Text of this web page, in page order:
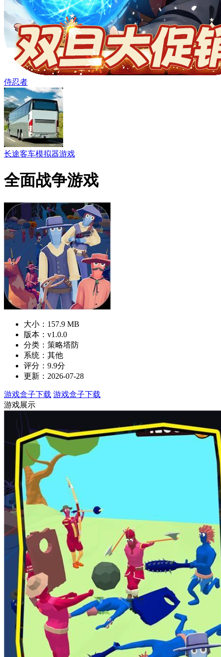
侍忍者
长途客车模拟器游戏
全面战争游戏
大小：157.9 MB
版本：v1.0.0
分类：策略塔防
系统：其他
评分：9.9分
更新：2026-07-28
游戏盒子下载 游戏盒子下载
游戏展示